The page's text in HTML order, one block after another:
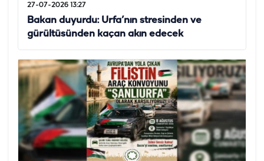
27-07-2026 13:27
Bakan duyurdu: Urfa’nın stresinden ve
gürültüsünden kaçan akın edecek